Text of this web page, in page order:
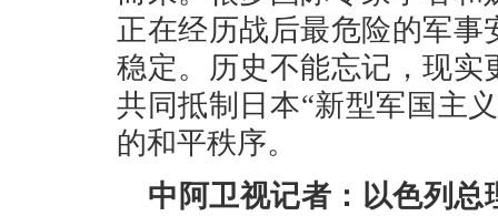
正在经历战后最危险的军
稳定。历史不能忘记，现
共同抵制日本“新型军国主
的和平秩序。
中阿卫视记者：以色列